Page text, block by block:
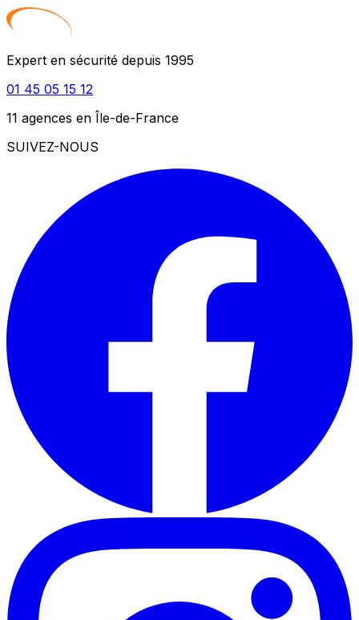
Expert en sécurité depuis 1995
01 45 05 15 12
11 agences en Île-de-France
SUIVEZ-NOUS